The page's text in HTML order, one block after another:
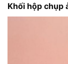
Khối hộp chụp